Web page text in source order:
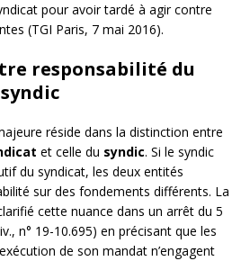
pour avoir tardé à agir contre
(TGI Paris, 7 mai 2016).
responsabilité du
réside dans la distinction entre
et celle du syndic. Si le syndic
du syndicat, les deux entités
sur des fondements différents. La
cette nuance dans un arrêt du 5
n° 19-10.695) en précisant que les
de son mandat n’engagent